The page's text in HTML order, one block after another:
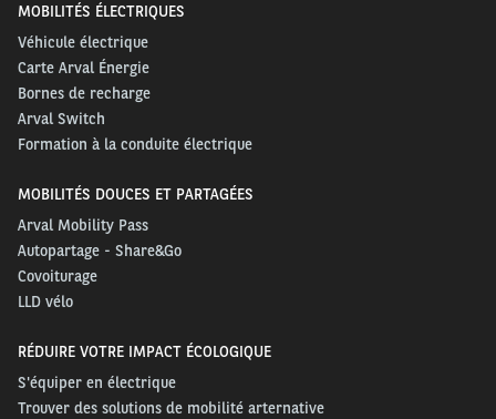
MOBILITÉS ÉLECTRIQUES
Véhicule électrique
Carte Arval Énergie
Bornes de recharge
Arval Switch
Formation à la conduite électrique
MOBILITÉS DOUCES ET PARTAGÉES
Arval Mobility Pass
Autopartage - Share&Go
Covoiturage
LLD vélo
RÉDUIRE VOTRE IMPACT ÉCOLOGIQUE
S'équiper en électrique
Trouver des solutions de mobilité arternative